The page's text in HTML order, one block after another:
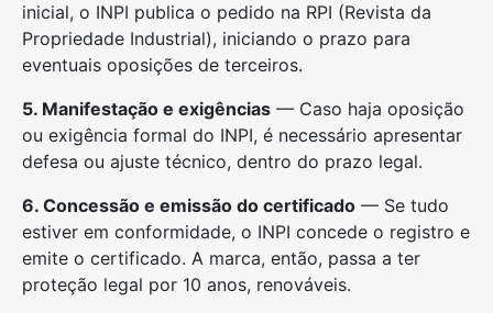
inicial, o INPI publica o pedido na RPI (Revista da
Propriedade Industrial), iniciando o prazo para
eventuais oposições de terceiros.
5. Manifestação e exigências — Caso haja oposição
ou exigência formal do INPI, é necessário apresentar
defesa ou ajuste técnico, dentro do prazo legal.
6. Concessão e emissão do certificado — Se tudo
estiver em conformidade, o INPI concede o registro e
emite o certificado. A marca, então, passa a ter
proteção legal por 10 anos, renováveis.